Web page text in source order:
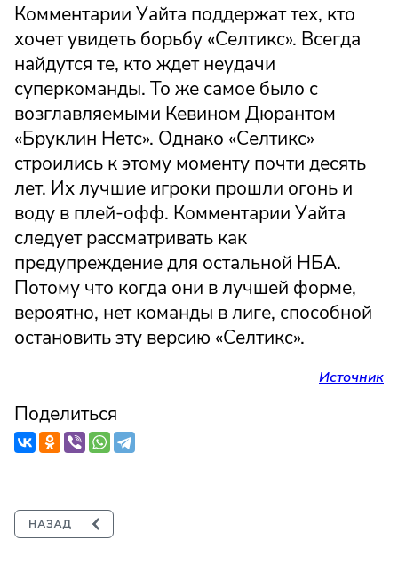
Комментарии Уайта поддержат тех, кто
хочет увидеть борьбу «Селтикс». Всегда
найдутся те, кто ждет неудачи
суперкоманды. То же самое было с
возглавляемыми Кевином Дюрантом
«Бруклин Нетс». Однако «Селтикс»
строились к этому моменту почти десять
лет. Их лучшие игроки прошли огонь и
воду в плей-офф. Комментарии Уайта
следует рассматривать как
предупреждение для остальной НБА.
Потому что когда они в лучшей форме,
вероятно, нет команды в лиге, способной
остановить эту версию «Селтикс».
Источник
Поделиться